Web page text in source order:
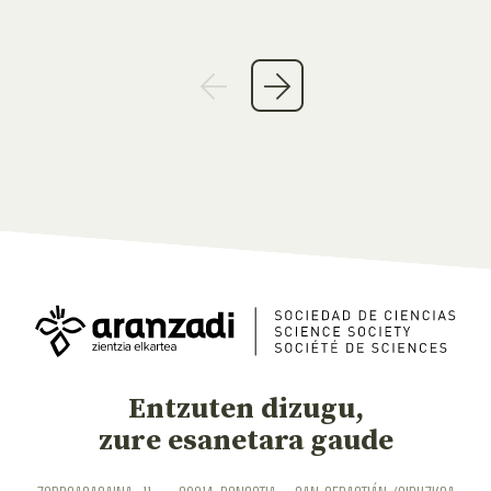
Entzuten dizugu,
zure esanetara gaude